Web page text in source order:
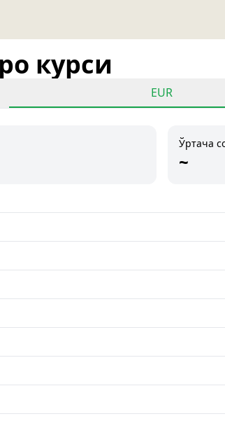
курси
EUR
Ўртача
~